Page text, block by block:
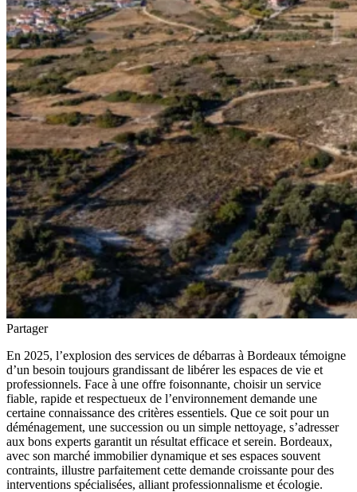
Partager
En 2025, l’explosion des services de débarras à Bordeaux témoigne
d’un besoin toujours grandissant de libérer les espaces de vie et
professionnels. Face à une offre foisonnante, choisir un service
fiable, rapide et respectueux de l’environnement demande une
certaine connaissance des critères essentiels. Que ce soit pour un
déménagement, une succession ou un simple nettoyage, s’adresser
aux bons experts garantit un résultat efficace et serein. Bordeaux,
avec son marché immobilier dynamique et ses espaces souvent
contraints, illustre parfaitement cette demande croissante pour des
interventions spécialisées, alliant professionnalisme et écologie.